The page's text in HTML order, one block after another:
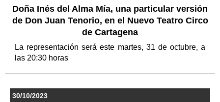
Doña Inés del Alma Mía, una particular versión
de Don Juan Tenorio, en el Nuevo Teatro Circo
de Cartagena
La representación será este martes, 31 de octubre, a
las 20:30 horas
30/10/2023